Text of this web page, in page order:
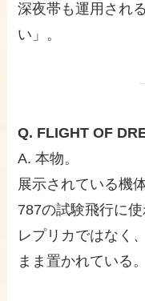
深夜帯も運用され
い」。
Q. FLIGHT OF
A. 本物。
展示されている機
787の試験飛行に使
レプリカではなく
まま置かれている。